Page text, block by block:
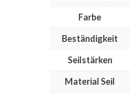
Farbe
Beständigkeit
Seilstärken
Material Seil